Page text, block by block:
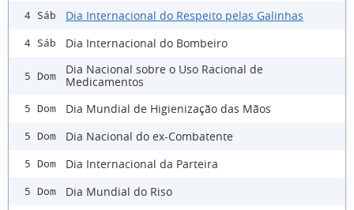
4 Sáb Dia Internacional do Respeito pelas Galinhas
4 Sáb Dia Internacional do Bombeiro
5 Dom
Dia Nacional sobre o Uso Racional de
Medicamentos
5 Dom Dia Mundial de Higienização das Mãos
5 Dom Dia Nacional do ex-Combatente
5 Dom Dia Internacional da Parteira
5 Dom Dia Mundial do Riso